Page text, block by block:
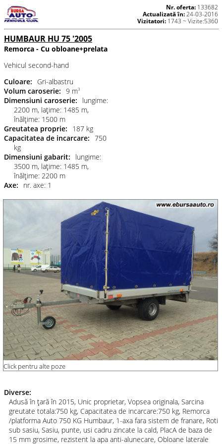
Nr. oferta: 133682
Actualizată în:24-03-2016
Vizitatori: 1743 ~ Vizite:5360
HUMBAUR HU 75 '2005
Remorca - Cu obloane+prelata
Vehicul second-hand
Culoare:
Gri-albastru
Volum caroserie: 9 m3
Dimensiuni caroserie:
lungime:
2200 m, laţime: 1485 m,
înălţime: 1500 m
Greutatea proprie:
187 kg
Capacitatea de incarcare: 750
kg
Dimensiuni gabarit:
lungime:
3500 m, laţime: 1485 m,
înălţime: 2200 m
Axe:
nr. axe: 1
Click pentru alte poze
Diverse:
Adusă în ţară în 2015, Unic proprietar, Vopsea originala, Sarcina
greutate totala:750 kg, Capacitatea de incarcare:750 kg, Remorca
/platforma Auto 750 KG Humbaur, 1-axa fara sistem de franare, Roti
sub sasiu, Sasiu, punte, usi cadru zincate la cald, PlacA de baza de
15 mm grosime, rezistent la apa anti-alunecare, Obloane laterale